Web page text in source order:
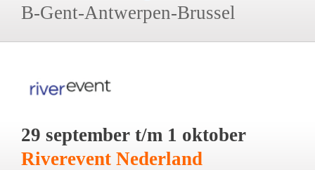
B-Gent-Antwerpen-Brussel
29 september t/m 1 oktober
Riverevent Nederland